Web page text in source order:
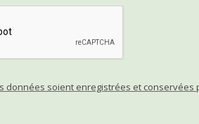
données soient enregistrées et conservées